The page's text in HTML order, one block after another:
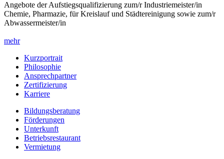
Angebote der Aufstiegsqualifizierung zum/r Industriemeister/in
Chemie, Pharmazie, für Kreislauf und Städtereinigung sowie zum/r
Abwassermeister/in
mehr
Kurzportrait
Philosophie
Ansprechpartner
Zertifizierung
Karriere
Bildungsberatung
Förderungen
Unterkunft
Betriebsrestaurant
Vermietung